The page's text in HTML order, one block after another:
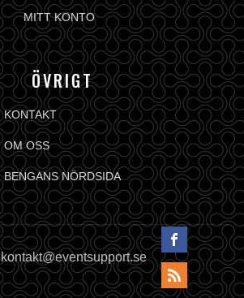
MITT KONTO
ÖVRIGT
KONTAKT
OM OSS
BENGANS NÖRDSIDA
kontakt@eventsupport.se